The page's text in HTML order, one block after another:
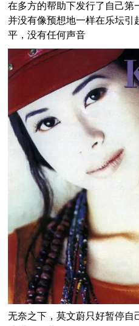
在多方的帮助下发行了自己第
并没有像预想地一样在乐坛引
平，没有任何声音
无奈之下，莫文蔚只好暂停自